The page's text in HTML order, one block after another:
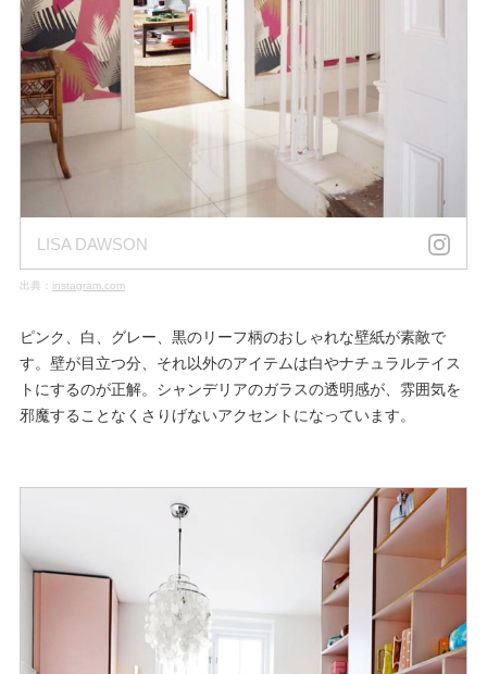
LISA DAWSON
出典： instagram.com
ピンク、白、グレー、黒のリーフ柄のおしゃれな壁紙が素敵で
す。壁が目立つ分、それ以外のアイテムは白やナチュラルテイス
トにするのが正解。シャンデリアのガラスの透明感が、雰囲気を
邪魔することなくさりげないアクセントになっています。